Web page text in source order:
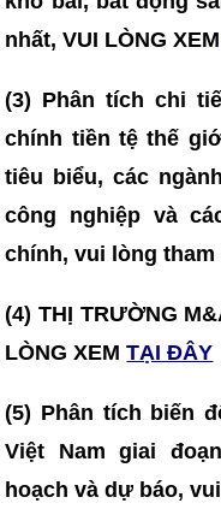
nhất, VUI LÒNG XEM
(3) Phân tích chi
chính tiền tệ thế
tiêu biểu, các
công nghiệp và
chính, vui lòng tham
(4) THỊ TRƯỜNG
LÒNG XEMTẠI ĐÂY
(5) Phân tích biến
Việt Nam giai
hoạch và dự báo,